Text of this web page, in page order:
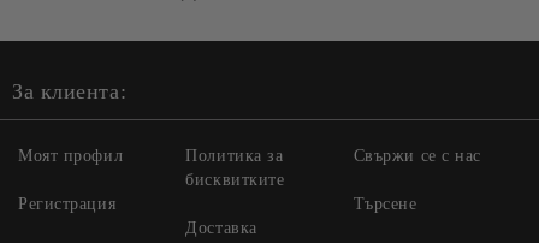
За клиента:
Моят профил
Регистрация
Политика за
бисквитките
Доставка
Свържи се с нас
Търсене